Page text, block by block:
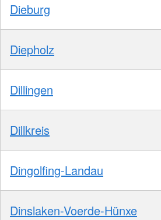
Dieburg
Diepholz
Dillingen
Dillkreis
Dingolfing-Landau
Dinslaken-Voerde-Hünxe